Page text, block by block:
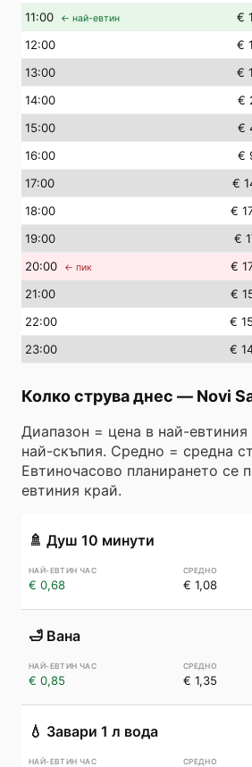
11:00 ← най-евтин €
12:00 €
13:00 €
14:00 €
15:00 €
16:00 €
17:00 €
18:00 €
19:00 €
20:00 ← пик €
21:00 €
22:00 €
23:00 €
Колко струва днес — Novi
Диапазон = цена в най-
най-скъпия. Средно = средна
Евтиночасово планирането се
евтиния край.
🚿 Душ 10 минути
€ 0,68 € 1,08
🛁 Вана
€ 0,85 € 1,35
💧 Завари 1 л вода